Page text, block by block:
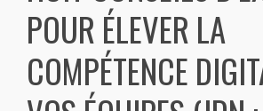
POUR ÉLEVER LA
COMPÉTENCE